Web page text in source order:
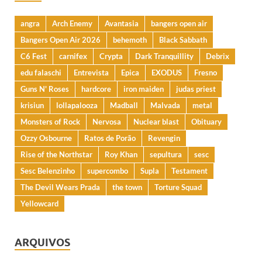
angra Arch Enemy Avantasia
bangers open air
Bangers Open Air 2026
behemoth
Black Sabbath
C6 Fest
carnifex Crypta Dark Tranquillity
Debrix
edu falaschi
Entrevista Epica EXODUS
Fresno
Guns N' Roses
hardcore iron maiden
judas priest
krisiun
lollapalooza Madball Malvada
metal
Monsters of Rock
Nervosa Nuclear blast
Obituary
Ozzy Osbourne
Ratos de Porão
Revengin
Rise of the Northstar
Roy Khan sepultura
sesc
Sesc Belenzinho
supercombo Supla
Testament
The Devil Wears Prada
the town
Torture Squad
Yellowcard
ARQUIVOS